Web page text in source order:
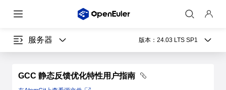
服务器 版本： 24.03 LTS SP1
GCC 静态反馈优化特性用户指南